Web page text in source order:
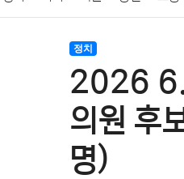
결혼 육아
기술 종교 사회
정치
2026
의원 후
명)